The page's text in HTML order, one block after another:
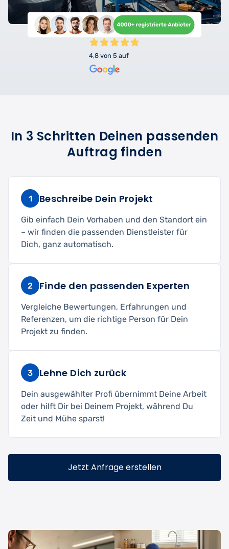
4,8 von 5 auf
In 3 Schritten Deinen passenden
Auftrag finden
1 Beschreibe Dein Projekt
Gib einfach Dein Vorhaben und den Standort ein
– wir finden die passenden Dienstleister für
Dich, ganz automatisch.
2 Finde den passenden Experten
Vergleiche Bewertungen, Erfahrungen und
Referenzen, um die richtige Person für Dein
Projekt zu finden.
3 Lehne Dich zurück
Dein ausgewählter Profi übernimmt Deine Arbeit
oder hilft Dir bei Deinem Projekt, während Du
Zeit und Mühe sparst!
Jetzt Anfrage erstellen